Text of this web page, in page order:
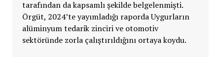
tarafından da kapsamlı şekilde belgelenmişti.
Örgüt, 2024’te yayımladığı raporda Uygurların
alüminyum tedarik zinciri ve otomotiv
sektöründe zorla çalıştırıldığını ortaya koydu.